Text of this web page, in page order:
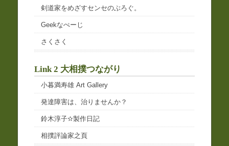
剣道家をめざすセンセのぶろぐ。
Geekなぺーじ
さくさく
Link 2 大相撲つながり
小暮満寿雄 Art Gallery
発達障害は、治りませんか？
鈴木淳子✫製作日記
相撲評論家之頁